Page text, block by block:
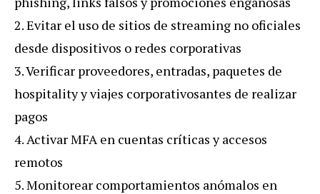
2.Evitar el uso de sitios de streaming no oficiales
desde dispositivos o redes corporativas
3.Verificar proveedores, entradas, paquetes de
hospitalityy viajes corporativosantes de realizar
pagos
4.Activar MFAen cuentas críticas y accesos
remotos
5.Monitorear comportamientos anómalos en